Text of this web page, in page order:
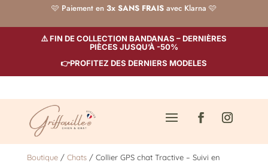
🩷 Paiement en 3x SANS FRAISavec Klarna 🩷
⚠️ FIN DE COLLECTION BANDANAS – DERNIÈRES
PIÈCES JUSQU’À -50%
👉PROFITEZ DES DERNIERS MODELES
Boutique/ Chats/ Collier GPS chat Tractive – Suivi en